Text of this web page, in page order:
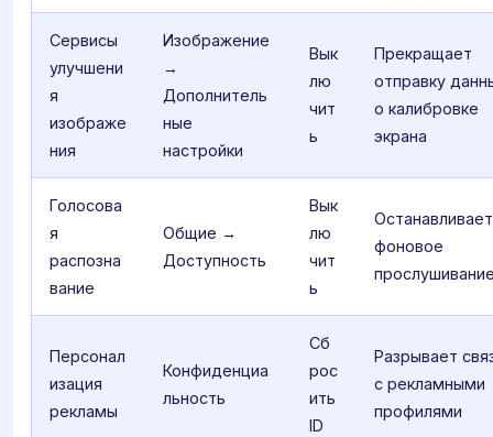
Сервисы
улучшени
я
изображе
ния
Изображение
→
Дополнитель
ные
настройки
Вык
лю
чит
ь
Прекращает
отправку
о калибровке
экрана
Голосова
я
распозна
вание
Общие →
Доступность
Вык
лю
чит
ь
Останавливает
фоновое
Персонал
изация
рекламы
Конфиденциа
льность
Сб
рос
ить
ID
Разрывает
с рекламными
профилями